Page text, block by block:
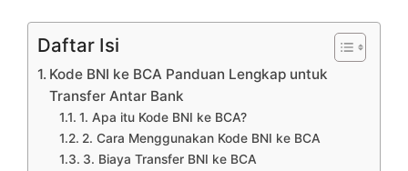
Daftar Isi
Kode BNI ke BCA Panduan Lengkap untuk
Transfer Antar Bank
1. Apa itu Kode BNI ke BCA?
2. Cara Menggunakan Kode BNI ke BCA
3. Biaya Transfer BNI ke BCA